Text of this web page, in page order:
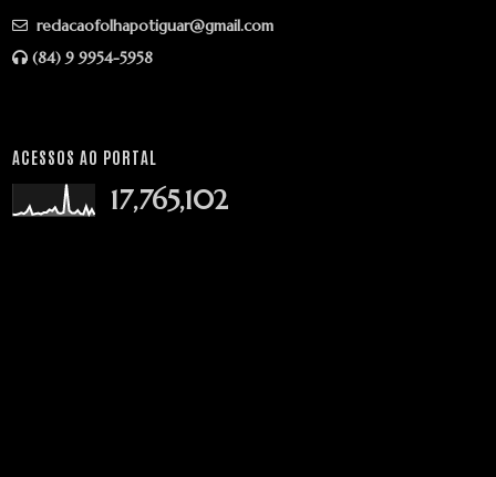
redacaofolhapotiguar@gmail.com
(84) 9 9954-5958
ACESSOS AO PORTAL
17,765,102